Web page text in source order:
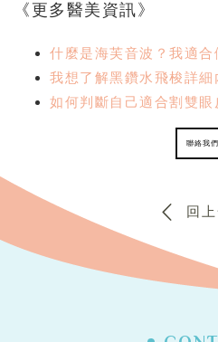
《更多醫美資訊》
什麼是海芙音波？我適合
我想了解黑鑽水飛梭詳細
如何判斷自己適合割雙眼
聯絡我們
回